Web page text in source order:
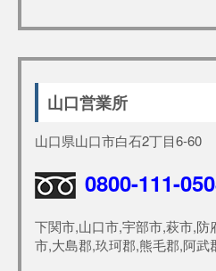
山口営業所
山口県山口市白石2丁目6-60
0800-111-
下関市,山口市,宇部市,萩市,
市,大島郡,玖珂郡,熊毛郡,阿武